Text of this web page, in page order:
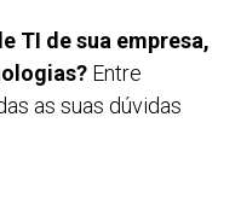
TI de sua empresa,
Entre
as suas dúvidas